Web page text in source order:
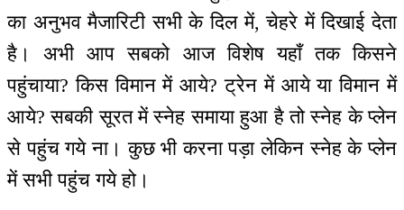
का अनुभव मैजारिटी सभी के दिल में, चेहरे में दिखाई देता
है। अभी आप सबको आज विशेष यहाँ तक किसने
पहुंचाया? किस विमान में आये? ट्रेन में आये या विमान में
आये? सबकी सूरत में स्नेह समाया हुआ है तो स्नेह के प्लेन
से पहुंच गये ना। कुछ भी करना पड़ा लेकिन स्नेह के प्लेन
में सभी पहुंच गये हो।